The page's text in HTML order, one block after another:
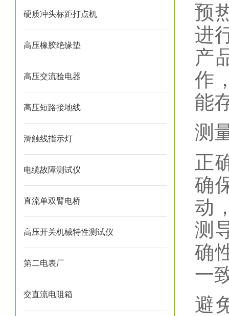
硬质冲头标距打点机
高压橡胶绝缘垫
高压交流验电器
高压短路接地线
滑触线指示灯
电缆故障测试仪
直流单双臂电桥
高压开关机械特性测试仪
第二电表厂
交直流电阻箱
预
进
产
作
能
测
正
确
动
测
确
一
避